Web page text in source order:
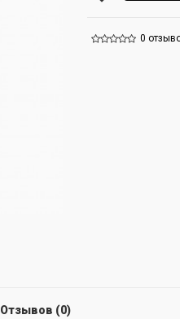
0
Отзывов (0)